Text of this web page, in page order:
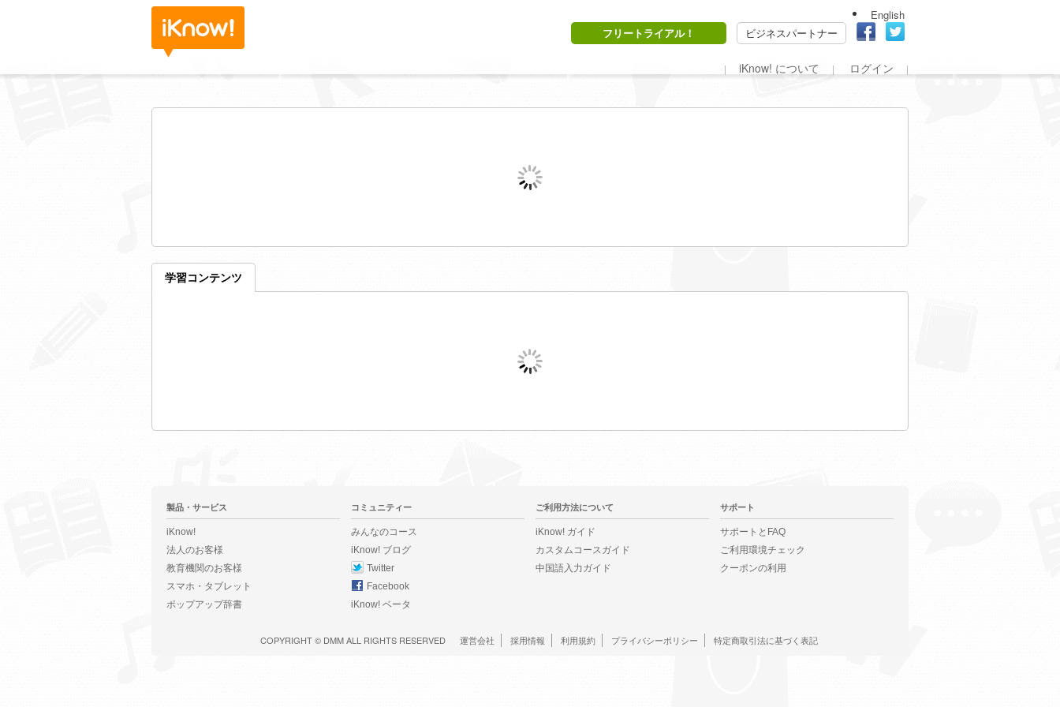
English
フリートライアル！
ビジネスパートナー
iKnow! について ログイン
学習コンテンツ
製品・サービス
iKnow!
法人のお客様
教育機関のお客様
スマホ・タブレット
ポップアップ辞書
コミュニティー
みんなのコース
iKnow! ブログ
Twitter
Facebook
iKnow! ベータ
ご利用方法について
iKnow! ガイド
カスタムコースガイド
中国語入力ガイド
サポート
サポートとFAQ
ご利用環境チェック
クーポンの利用
COPYRIGHT © DMMALL RIGHTS RESERVED 運営会社 採用情報 利用規約 プライバシーポリシー 特定商取引法に基づく表記